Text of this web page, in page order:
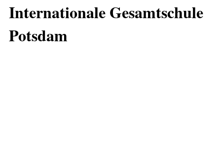
Internationale Gesamtschule
Potsdam